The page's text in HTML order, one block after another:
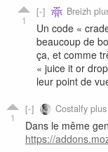
1
Breizh
Un code «
beaucoup de
ça, et comme
« juice it or
leur point de
1
Costalfyplus
Dans le même
https://